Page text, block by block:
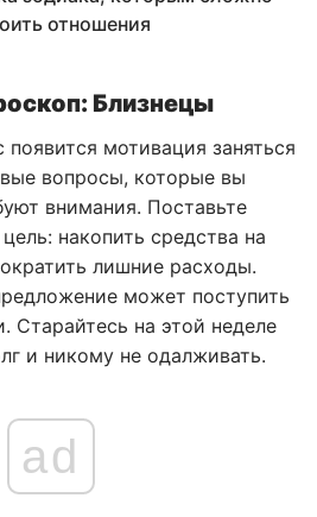
отношения
Близнецы
мотивация заняться
вопросы, которые вы
внимания. Поставьте
накопить средства на
лишние расходы.
может поступить
Старайтесь на этой неделе
и никому не одалживать.
ad